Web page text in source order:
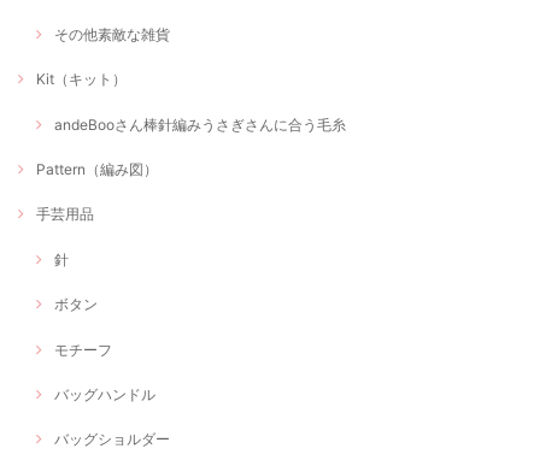
その他素敵な雑貨
Kit（キット）
andeBooさん棒針編みうさぎさんに合う毛糸
Pattern（編み図）
手芸用品
針
ボタン
モチーフ
バッグハンドル
バッグショルダー